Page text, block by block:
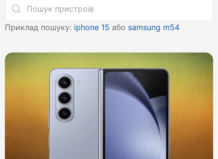
Приклад пошуку: iphone 15 або samsung m54